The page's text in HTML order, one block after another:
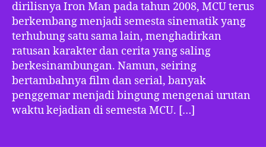
dirilisnya Iron Man pada tahun 2008, MCU terus
berkembang menjadi semesta sinematik yang
terhubung satu sama lain, menghadirkan
ratusan karakter dan cerita yang saling
berkesinambungan. Namun, seiring
bertambahnya film dan serial, banyak
penggemar menjadi bingung mengenai urutan
waktu kejadian di semesta MCU. […]